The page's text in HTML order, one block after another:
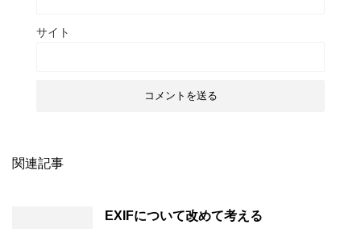
サイト
関連記事
EXIFについて改めて考える